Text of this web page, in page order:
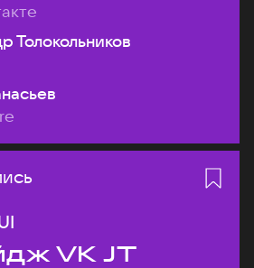
Толокольников
VK JT